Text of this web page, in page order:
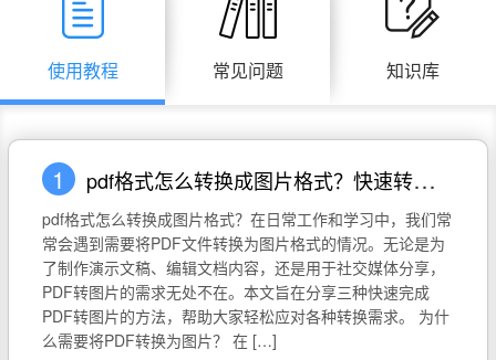
使用教程 常见问题 知识库
1 pdf格式怎么转换成图片格式？快速转换的三种方法
pdf格式怎么转换成图片格式？在日常工作和学习中，我们常
常会遇到需要将PDF文件转换为图片格式的情况。无论是为
了制作演示文稿、编辑文档内容，还是用于社交媒体分享，
PDF转图片的需求无处不在。本文旨在分享三种快速完成
PDF转图片的方法，帮助大家轻松应对各种转换需求。 为什
么需要将PDF转换为图片？ 在 […]